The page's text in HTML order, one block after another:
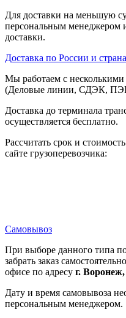
Для доставки на меньшую
персональным менеджером
доставки.
Доставка по России и
Мы работаем с несколькими
(Деловые линии, СДЭК,
Доставка до терминала
осуществляется бесплатно.
Рассчитать срок и
сайте грузоперевозчика:
Самовывоз
При выборе данного типа
забрать заказ
офисе по адресу г.
Дату и время самовывоза
персональным менеджером.